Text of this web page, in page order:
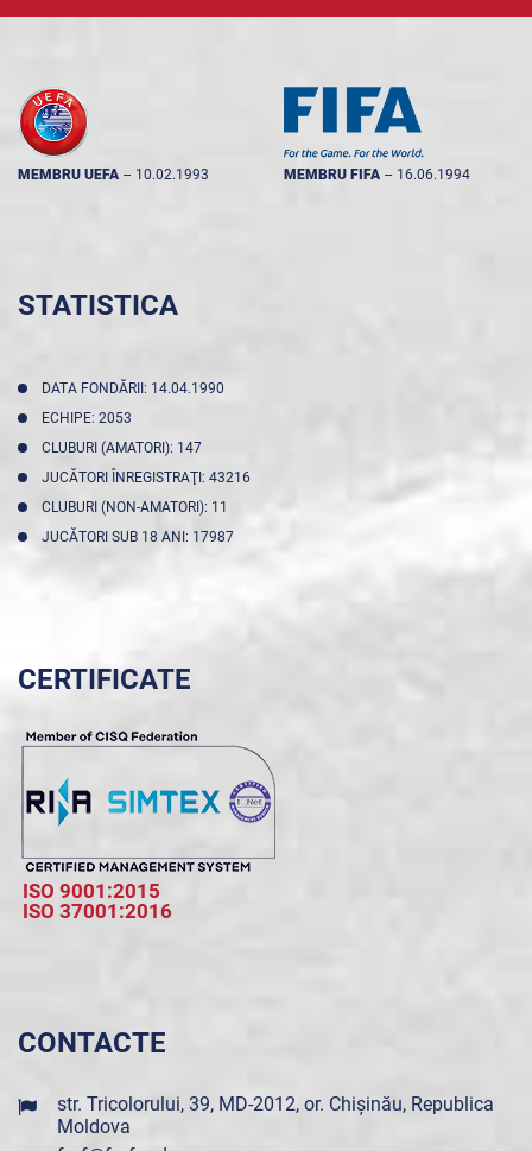
MEMBRU UEFA -- 10.02.1993 MEMBRU FIFA -- 16.06.1994
STATISTICA
DATA FONDĂRII: 14.04.1990
ECHIPE: 2053
CLUBURI (AMATORI): 147
JUCĂTORI ÎNREGISTRAŢI: 43216
CLUBURI (NON-AMATORI): 11
JUCĂTORI SUB 18 ANI: 17987
CERTIFICATE
ISO 9001:2015
ISO 37001:2016
CONTACTE
str. Tricolorului, 39, MD-2012, or. Chișinău, Republica
Moldova